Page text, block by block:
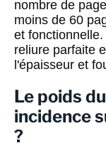
nombre de
moins de 60
et
reliure parfaite
l'épaisseur et
Le poids
incidence
?